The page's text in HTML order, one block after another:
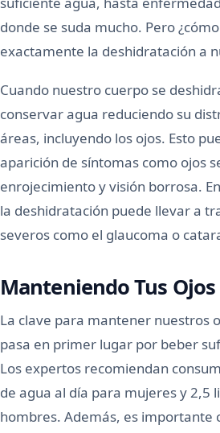
donde se suda mucho. Pero
exactamente la deshidratación a
Cuando nuestro cuerpo se
conservar agua reduciendo su
áreas, incluyendo los ojos. Esto
aparición de síntomas como ojos
enrojecimiento y visión borrosa.
la deshidratación puede llevar a
severos como el glaucoma o
Manteniendo Tus
La clave para mantener nuestros
pasa en primer lugar por beber
Los expertos recomiendan
de agua al día para mujeres y 2,5
hombres. Además, es importante